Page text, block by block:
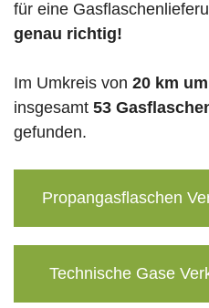
für eine
genau richtig!
Im Umkreis von 20 km
insgesamt 53
gefunden.
Propangasflaschen
Technische Gase